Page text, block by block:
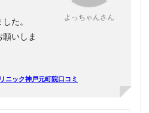
よっちゃんさん
た。
いしま
ニック神戸元町院口コミ